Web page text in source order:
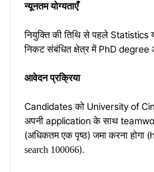
न्यूनतम योग्यताएँ
नियुक्ति की तिथि से पहले Statistics
निकट संबंधित क्षेत्र में PhD
आवेदन प्रक्रिया
Candidates को University of
अपनी application के साथ
(अधिकतम एक पृष्ठ) जमा करना होगा (
search 100066).